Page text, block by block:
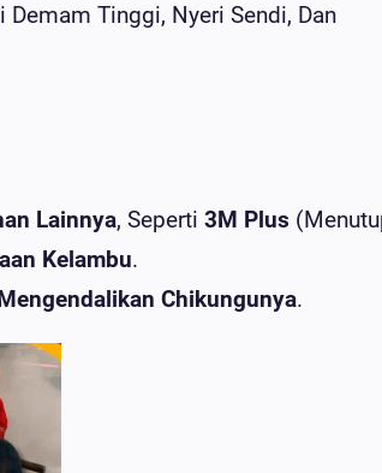
Demam Tinggi, Nyeri Sendi, Dan
Lainnya, Seperti 3M Plus
Kelambu.
Chikungunya.